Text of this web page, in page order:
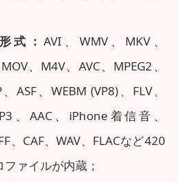
式：AVI、WMV、MKV、
、M4V、AVC、MPEG2、
ASF、WEBM (VP8)、FLV、
、AAC、iPhone着信音、
、CAF、WAV、FLACなど420
ァイルが内蔵；